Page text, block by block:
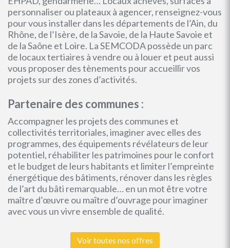
personnaliser ou plateaux à agencer, renseignez-vous
pour vous installer dans les départements de l’Ain, du
Rhône, de l’Isère, de la Savoie, de la Haute Savoie et
de la Saône et Loire. La SEMCODA possède un parc
de locaux tertiaires à vendre ou à louer et peut aussi
vous proposer des tènements pour accueillir vos
projets sur des zones d’activités.
Partenaire des communes :
Accompagner les projets des communes et
collectivités territoriales, imaginer avec elles des
programmes, des équipements révélateurs de leur
potentiel, réhabiliter les patrimoines pour le confort
et le budget de leurs habitants et limiter l’empreinte
énergétique des bâtiments, rénover dans les règles
de l’art du bâti remarquable… en un mot être votre
maître d’œuvre ou maître d’ouvrage pour imaginer
avec vous un vivre ensemble de qualité.
Voir toutes nos offres